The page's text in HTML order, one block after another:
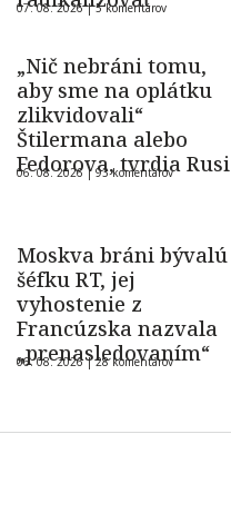
07. 08. 2026 |5 komentárov
„Nič nebráni tomu,
aby sme na oplátku
zlikvidovali“
Štilermana alebo
Fedorova, tvrdia Rusi
06. 08. 2026 |93 komentárov
Moskva bráni bývalú
šéfku RT, jej
vyhostenie z
Francúzska nazvala
„prenasledovaním“
06. 08. 2026 |28 komentárov